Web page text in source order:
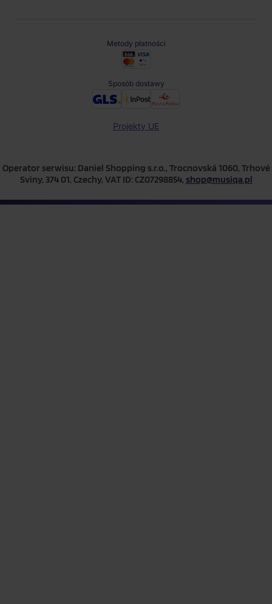
Metody płatności
Sposób dostawy
Projekty UE
Operator serwisu: Daniel Shopping s.r.o., Trocnovská 1060, Trhové
Sviny, 374 01, Czechy, VAT ID: CZ07298854, shop@musiqa.pl